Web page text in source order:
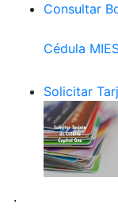
Consultar
Cédula
Solicitar
.